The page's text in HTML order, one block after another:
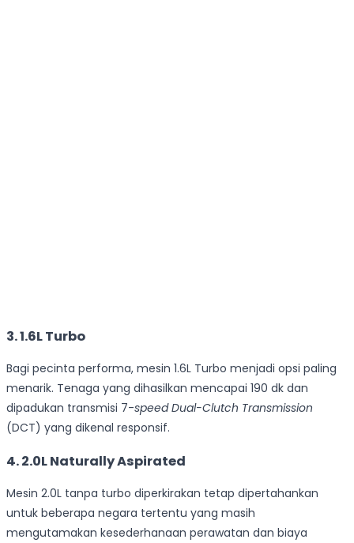
3. 1.6L Turbo
Bagi pecinta performa, mesin 1.6L Turbo menjadi opsi paling
menarik. Tenaga yang dihasilkan mencapai 190 dk dan
dipadukan transmisi 7-speed Dual-Clutch Transmission
(DCT) yang dikenal responsif.
4. 2.0L Naturally Aspirated
Mesin 2.0L tanpa turbo diperkirakan tetap dipertahankan
untuk beberapa negara tertentu yang masih
mengutamakan kesederhanaan perawatan dan biaya